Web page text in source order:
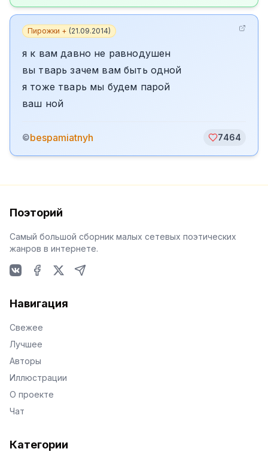
Пирожки + (21.09.2014)
я к вам давно не равнодушен
вы тварь зачем вам быть одной
я тоже тварь мы будем парой
ваш ной
©bespamiatnyh 7464
Поэторий
Самый большой сборник малых сетевых поэтических
жанров в интернете.
Навигация
Свежее
Лучшее
Авторы
Иллюстрации
О проекте
Чат
Категории